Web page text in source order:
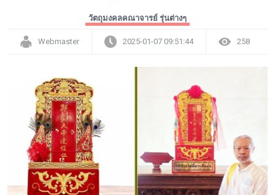
วัตถุมงคลคณาจารย์ รุ่นต่างๆ
Webmaster 2025-01-07 09:51:44 258